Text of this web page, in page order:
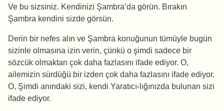
Ve bu sizsiniz. Kendinizi Şambra’da görün. Bırakın
Şambra kendini sizde görsün.
Derin bir nefes alın ve Şambra konuğunun tümüyle bugün
sizinle olmasına izin verin, çünkü o şimdi sadece bir
sözcük olmaktan çok daha fazlasını ifade ediyor. O,
ailemizin sürdüğü bir izden çok daha fazlasını ifade ediyor.
O, Şimdi anındaki sizi, kendi Yaratıcı-lığınızda bulunan sizi
ifade ediyor.